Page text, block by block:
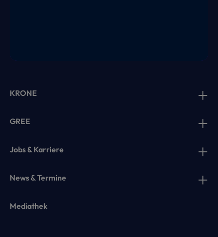
KRONE
GREE
Jobs & Karriere
News & Termine
Mediathek